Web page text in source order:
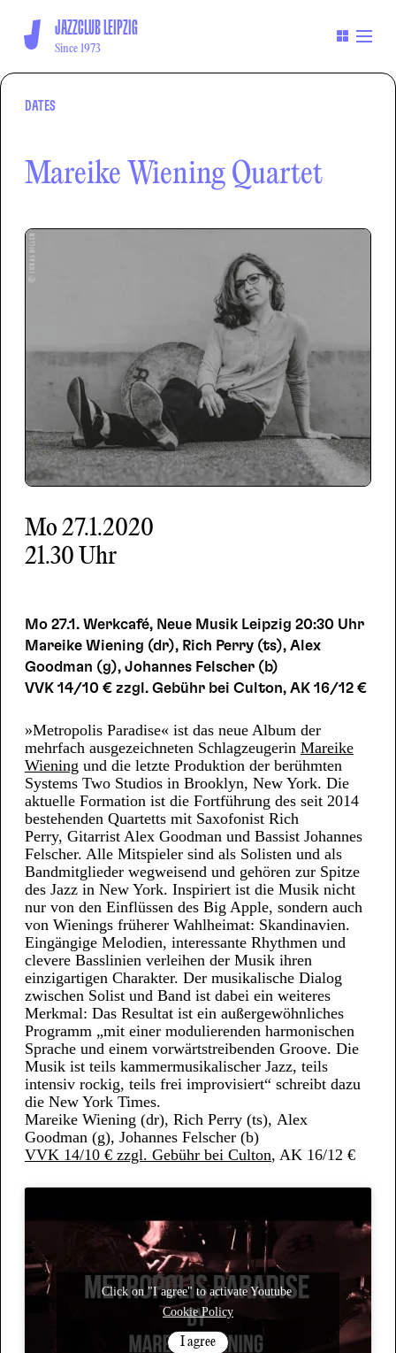
JAZZCLUB LEIPZIG
Since 1973
DATES
Mareike Wiening Quartet
Mo27.1.2020
21.30 Uhr
Mo 27.1. Werkcafé, Neue Musik Leipzig 20:30 Uhr
Mareike Wiening (dr), Rich Perry (ts), Alex
Goodman (g), Johannes Felscher (b)
VVK 14/10 € zzgl. Gebühr bei Culton, AK 16/12 €
»Metropolis Paradise« ist das neue Album der
mehrfach ausgezeichneten Schlagzeugerin Mareike
Wiening und die letzte Produktion der berühmten
Systems Two Studios in Brooklyn, New York. Die
aktuelle Formation ist die Fortführung des seit 2014
bestehenden Quartetts mit Saxofonist Rich
Perry, Gitarrist Alex Goodman und Bassist Johannes
Felscher. Alle Mitspieler sind als Solisten und als
Bandmitglieder wegweisend und gehören zur Spitze
des Jazz in New York. Inspiriert ist die Musik nicht
nur von den Einflüssen des Big Apple, sondern auch
von Wienings früherer Wahlheimat: Skandinavien.
Eingängige Melodien, interessante Rhythmen und
clevere Basslinien verleihen der Musik ihren
einzigartigen Charakter. Der musikalische Dialog
zwischen Solist und Band ist dabei ein weiteres
Merkmal: Das Resultat ist ein außergewöhnliches
Programm „mit einer modulierenden harmonischen
Sprache und einem vorwärtstreibenden Groove. Die
Musik ist teils kammermusikalischer Jazz, teils
intensiv rockig, teils frei improvisiert“ schreibt dazu
die New York Times.
Mareike Wiening (dr), Rich Perry (ts), Alex
Goodman (g), Johannes Felscher (b)
VVK 14/10 € zzgl. Gebühr bei Culton, AK 16/12 €
Click on "I agree" to activate Youtube
Cookie Policy
I agree